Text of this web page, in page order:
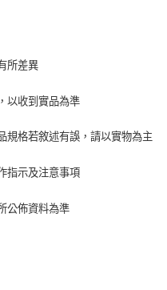
所差異
以收到實品為準
規格若敘述有誤，請以實物為主
指示及注意事項
公佈資料為準